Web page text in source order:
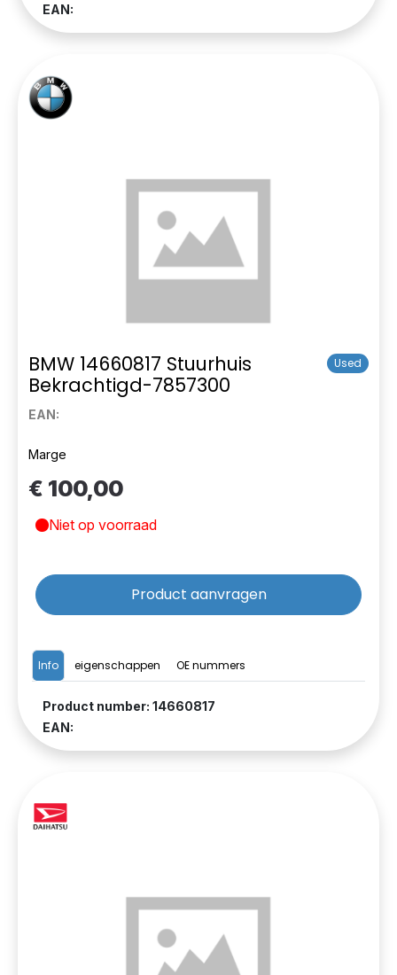
EAN:
BMW 14660817 Stuurhuis
Bekrachtigd-7857300
Used
EAN:
Info eigenschappen OE nummers
Product number: 14660817
EAN:
Marge
€ 100,00
Niet op voorraad
Product aanvragen